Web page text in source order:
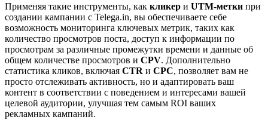
Применяя такие инструменты, как кликер и UTM-метки при
создании кампании с Telega.in, вы обеспечиваете себе
возможность мониторинга ключевых метрик, таких как
количество просмотров поста, доступ к информации по
просмотрам за различные промежутки времени и данные об
общем количестве просмотров и CPV. Дополнительно
статистика кликов, включая CTR и CPC, позволяет вам не
просто отслеживать активность, но и адаптировать ваш
контент в соответствии с поведением и интересами вашей
целевой аудитории, улучшая тем самым ROI ваших
рекламных кампаний.